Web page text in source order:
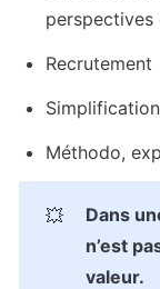
Recrutement
Méthodo,
💥
Dans
n’est
valeur.